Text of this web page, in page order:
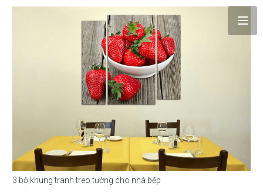
3 bộ khung tranh treo tường cho nhà bếp